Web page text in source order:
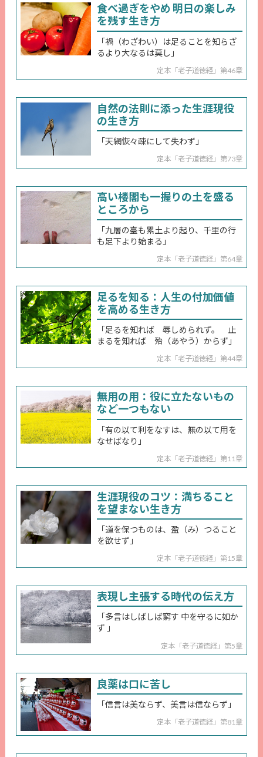
食べ過ぎをやめ 明日の楽しみ
を残す生き方
「禍（わざわい）は足ることを知らざ
るより大なるは莫し」
定本「老子道徳経」第46章
自然の法則に添った生涯現役
の生き方
「天網恢々疎にして失わず」
定本「老子道徳経」第73章
高い楼閣も一握りの土を盛る
ところから
「九層の臺も累土より起り、千里の行
も足下より始まる」
定本「老子道徳経」第64章
足るを知る：人生の付加価値
を高める生き方
「足るを知れば 辱しめられず。 止
まるを知れば 殆（あやう）からず」
定本「老子道徳経」第44章
無用の用：役に立たないもの
など一つもない
「有の以て利をなすは、無の以て用を
なせばなり」
定本「老子道徳経」第11章
生涯現役のコツ：満ちること
を望まない生き方
「道を保つものは、盈（み）つること
を欲せず」
定本「老子道徳経」第15章
表現し主張する時代の伝え方
「多言はしばしば窮す 中を守るに如か
ず 」
定本「老子道徳経」第5章
良薬は口に苦し
「信言は美ならず、美言は信ならず」
定本「老子道徳経」第81章